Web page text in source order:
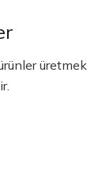
üretmek